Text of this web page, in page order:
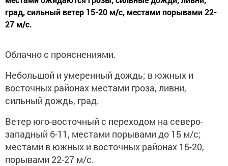
град, сильный ветер 15-20 м/с, местами порывами 22-
27 м/с.
Облачно с прояснениями.
Небольшой и умеренный дождь; в южных и
восточных районах местами гроза, ливни,
сильный дождь, град.
Ветер юго-восточный с переходом на северо-
западный 6-11, местами порывами до 15 м/с;
местами в южных и восточных районах 15-20,
порывами 22-27 м/с.